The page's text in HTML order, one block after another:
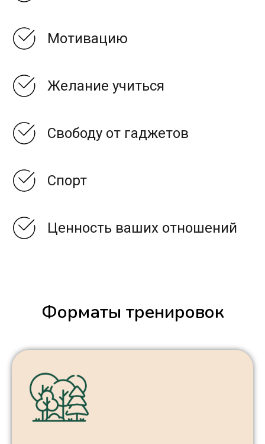
Мотивацию
Желание учиться
Свободу от гаджетов
Спорт
Ценность ваших отношений
Форматы тренировок